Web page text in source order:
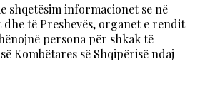
shqetësim informacionet se në
dhe të Preshevës, organet e rendit
persona për shkak të
Kombëtares së Shqipërisë ndaj